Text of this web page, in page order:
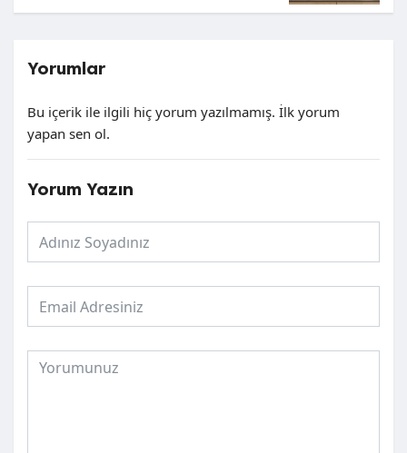
Yorumlar
Bu içerik ile ilgili hiç yorum yazılmamış. İlk yorum
yapan sen ol.
Yorum Yazın